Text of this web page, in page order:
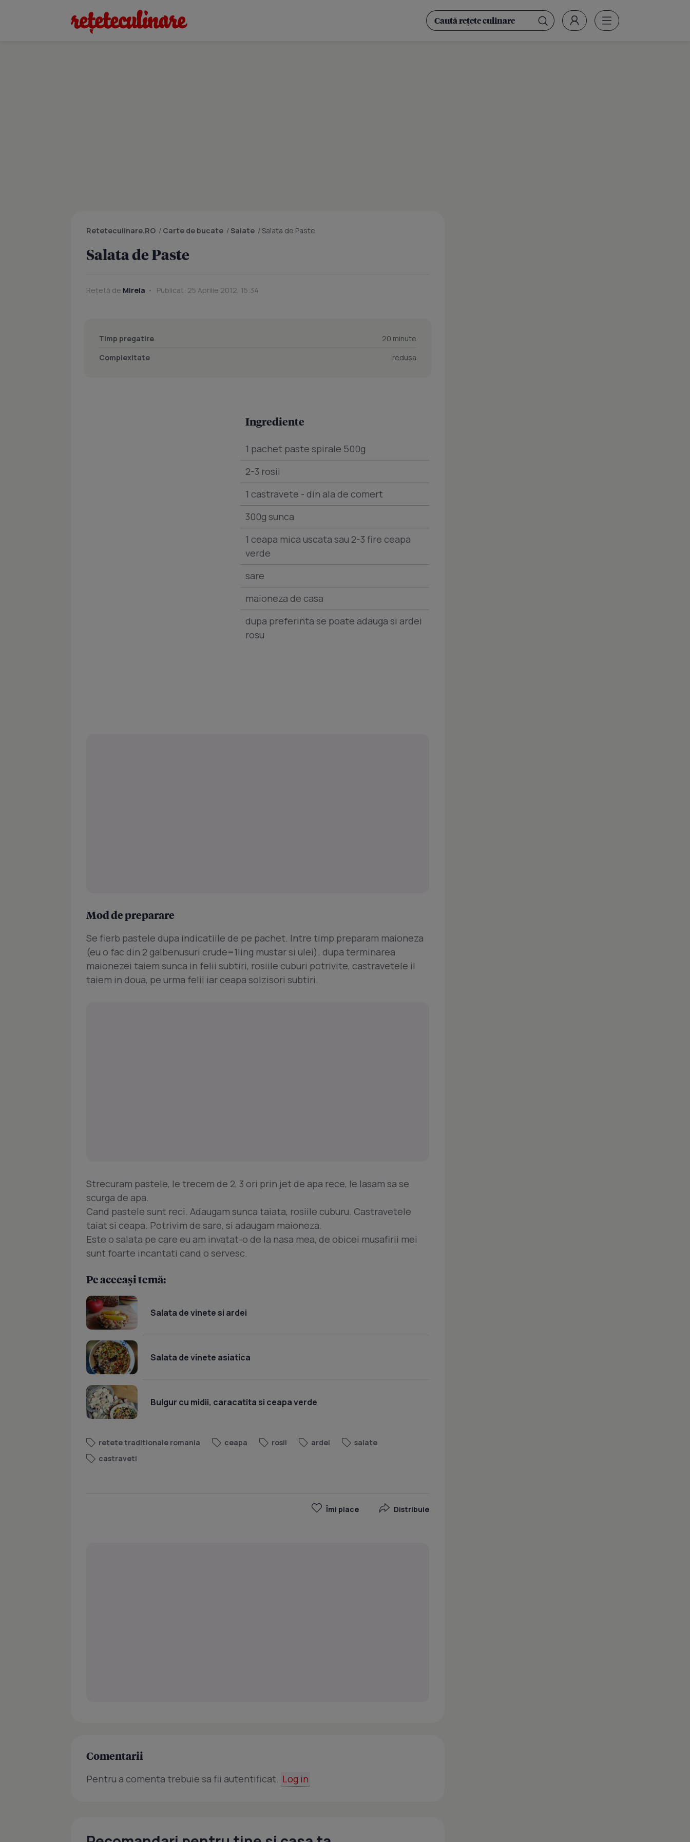
Reteteculinare.RO / Carte de bucate / Salate /Salata de Paste
Salata de Paste
Rețetă de Mirela Publicat: 25 Aprilie 2012, 15:34
Timp pregatire
20 minute
Complexitate
redusa
Ingrediente
1 pachet paste spirale 500g
2-3 rosii
1 castravete - din ala de comert
300g sunca
1 ceapa mica uscata sau 2-3 fire ceapa
verde
sare
maioneza de casa
dupa preferinta se poate adauga si ardei
rosu
Mod de preparare
Se fierb pastele dupa indicatiile de pe pachet. Intre timp preparam maioneza
(eu o fac din 2 galbenusuri crude=1ling mustar si ulei). dupa terminarea
maionezei taiem sunca in felii subtiri, rosiile cuburi potrivite, castravetele il
taiem in doua, pe urma felii iar ceapa solzisori subtiri.
Strecuram pastele, le trecem de 2, 3 ori prin jet de apa rece, le lasam sa se
scurga de apa.
Cand pastele sunt reci. Adaugam sunca taiata, rosiile cuburu. Castravetele
taiat si ceapa. Potrivim de sare, si adaugam maioneza.
Este o salata pe care eu am invatat-o de la nasa mea, de obicei musafirii mei
sunt foarte incantati cand o servesc.
Pe aceeași temă:
Salata de vinete si ardei
Salata de vinete asiatica
Bulgur cu midii, caracatita si ceapa verde
retete traditionale romania ceapa rosii ardei
salate
castraveti
Îmi place Distribuie
Comentarii
Pentru a comenta trebuie sa fii autentificat. Log in